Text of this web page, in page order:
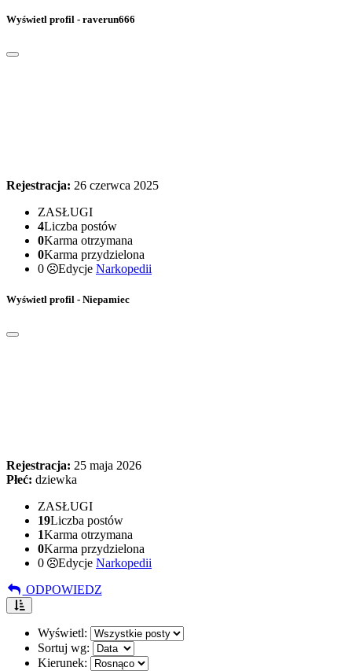
Wyświetl profil - raverun666
Rejestracja: 26 czerwca 2025
ZASŁUGI
4Liczba postów
0Karma otrzymana
0Karma przydzielona
0
Edycje Narkopedii
Wyświetl profil - Niepamiec
Rejestracja: 25 maja 2026
Płeć: dziewka
ZASŁUGI
19Liczba postów
1Karma otrzymana
0Karma przydzielona
0
Edycje Narkopedii
ODPOWIEDZ
Wyświetl:
Sortuj wg:
Kierunek: